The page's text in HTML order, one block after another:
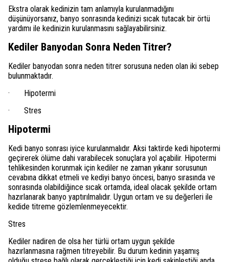
Ekstra olarak kedinizin tam anlamıyla kurulanmadığını
düşünüyorsanız, banyo sonrasında kedinizi sıcak tutacak bir örtü
yardımı ile kedinizin kurulanmasını sağlayabilirsiniz.
Kediler Banyodan Sonra Neden Titrer?
Kediler banyodan sonra neden titrer sorusuna neden olan iki sebep
bulunmaktadır.
· Hipotermi
· Stres
Hipotermi
Kedi banyo sonrası iyice kurulanmalıdır. Aksi taktirde kedi hipotermi
geçirerek ölüme dahi varabilecek sonuçlara yol açabilir. Hipotermi
tehlikesinden korunmak için kediler ne zaman yıkanır sorusunun
cevabına dikkat etmeli ve kediyi banyo öncesi, banyo sırasında ve
sonrasında olabildiğince sıcak ortamda, ideal olacak şekilde ortam
hazırlanarak banyo yaptırılmalıdır. Uygun ortam ve su değerleri ile
kedide titreme gözlemlenmeyecektir.
Stres
Kediler nadiren de olsa her türlü ortam uygun şekilde
hazırlanmasına rağmen titreyebilir. Bu durum kedinin yaşamış